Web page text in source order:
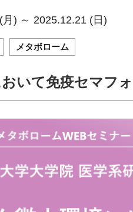
施設
) ～ 2025.12.21 (日)
メタボローム
いて免疫セマフ